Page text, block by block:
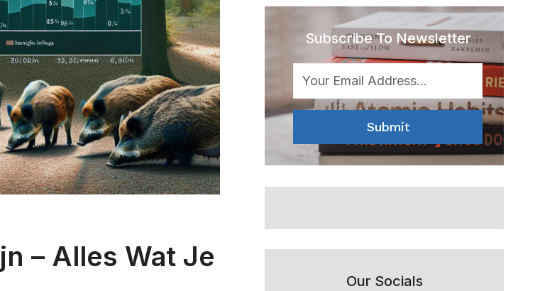
– Alles Wat Je
Subscribe To Newsletter
Submit
Our Socials